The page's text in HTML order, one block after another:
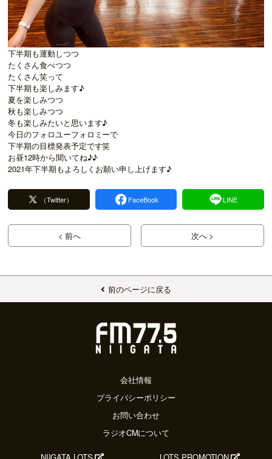
下半期も運動しつつ
たくさん食べつつ
たくさん笑って
下半期も楽しみます♪
夏を楽しみつつ
秋も楽しみつつ
冬も楽しみたいと思います♪
今日のフォロユーフォロミーで
下半期の目標発表予定です笑
お昼12時から聞いてね♪♪
2021年下半期もよろしくお願い申し上げます♪
（Twitter） FaceBook LINE
< 前へ 次へ >
前のページに戻る
会社情報
プライバシーポリシー
お問い合わせ
ラジオCMについて